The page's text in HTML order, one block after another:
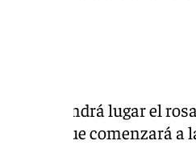
tendrá lugar el
que comenzará